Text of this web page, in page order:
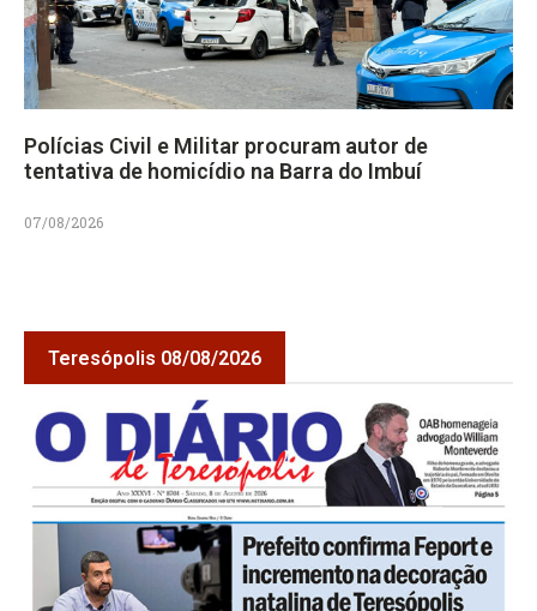
Polícias Civil e Militar procuram autor de
tentativa de homicídio na Barra do Imbuí
07/08/2026
Teresópolis 08/08/2026